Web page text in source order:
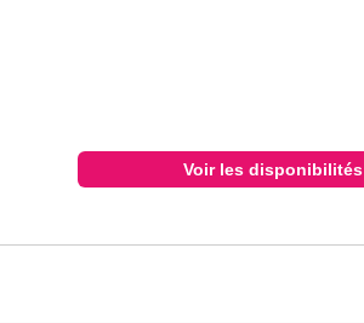
Voir les disponibilités